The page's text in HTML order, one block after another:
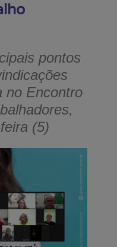
pontos
no Encontro
(5)